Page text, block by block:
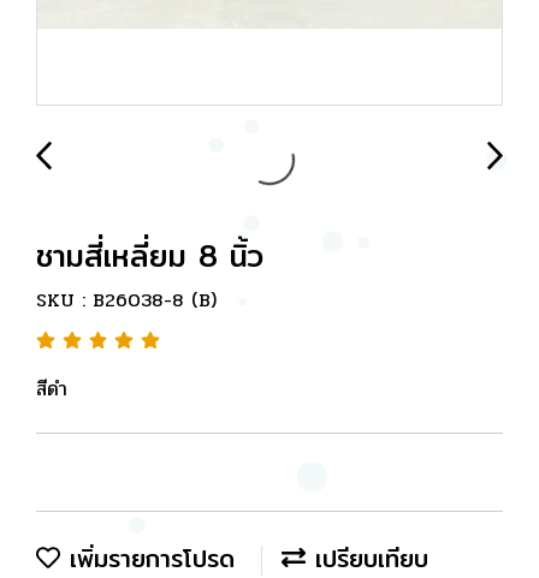
ชามสี่เหลี่ยม 8 นิ้ว
SKU : B26038-8 (B)
สีดำ
เพิ่มรายการโปรด เปรียบเทียบ